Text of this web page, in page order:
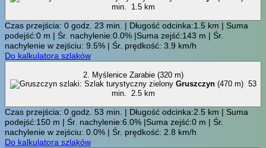
min.
1.5 km
Czas przejścia: 0 godz. 23 min. | Długość odcinka:1.5 km | Suma
podejść:0 m | Śr. nachylenie:0.0% |Suma zejść:143 m | Śr.
nachylenie w zejściu: 9.5% | Śr. prędkość: 3.9 km/h
Do kalkulatora szlaków
2. Myślenice Zarabie (320 m)
Gruszczyn(470 m) 53
min. 2.5 km
Czas przejścia: 0 godz. 53 min. | Długość odcinka:2.5 km | Suma
podejść:150 m | Śr. nachylenie:6.0% |Suma zejść:0 m | Śr.
nachylenie w zejściu: 0.0% | Śr. prędkość: 2.8 km/h
Do kalkulatora szlaków